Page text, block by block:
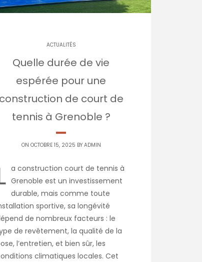
ACTUALITÉS
Quelle durée de vie
espérée pour une
construction de court de
tennis à Grenoble ?
ON OCTOBRE 15, 2025 BY ADMIN
a construction court de tennis à
Grenoble est un investissement
durable, mais comme toute
sportive, sa longévité
de nombreux facteurs : le
de revêtement, la qualité de la
l’entretien, et bien sûr, les
climatiques locales. Cet